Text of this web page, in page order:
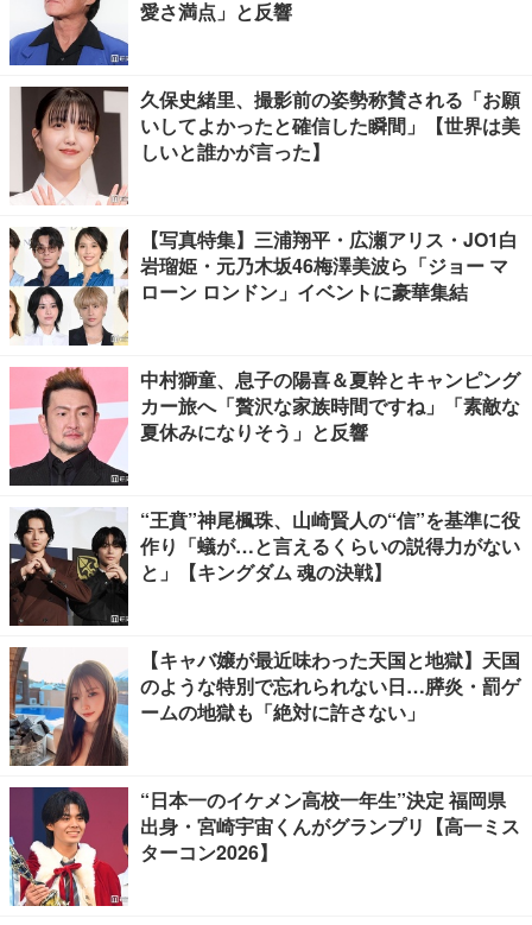
愛さ満点」と反響
久保史緒里、撮影前の姿勢称賛される「お願
いしてよかったと確信した瞬間」【世界は美
しいと誰かが言った】
【写真特集】三浦翔平・広瀬アリス・JO1白
岩瑠姫・元乃木坂46梅澤美波ら「ジョー マ
ローン ロンドン」イベントに豪華集結
中村獅童、息子の陽喜＆夏幹とキャンピング
カー旅へ「贅沢な家族時間ですね」「素敵な
夏休みになりそう」と反響
“王賁”神尾楓珠、山崎賢人の“信”を基準に役
作り「蟻が…と言えるくらいの説得力がない
と」【キングダム 魂の決戦】
【キャバ嬢が最近味わった天国と地獄】天国
のような特別で忘れられない日…膵炎・罰ゲ
ームの地獄も「絶対に許さない」
“日本一のイケメン高校一年生”決定 福岡県
出身・宮崎宇宙くんがグランプリ【高一ミス
ターコン2026】